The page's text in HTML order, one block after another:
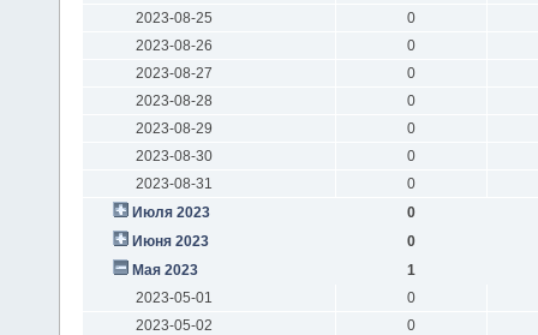
2023-08-25
0
2023-08-26
0
2023-08-27
0
2023-08-28
0
2023-08-29
0
2023-08-30
0
2023-08-31
0
Июля 2023
0
Июня 2023
0
Мая 2023
1
2023-05-01
0
2023-05-02
0